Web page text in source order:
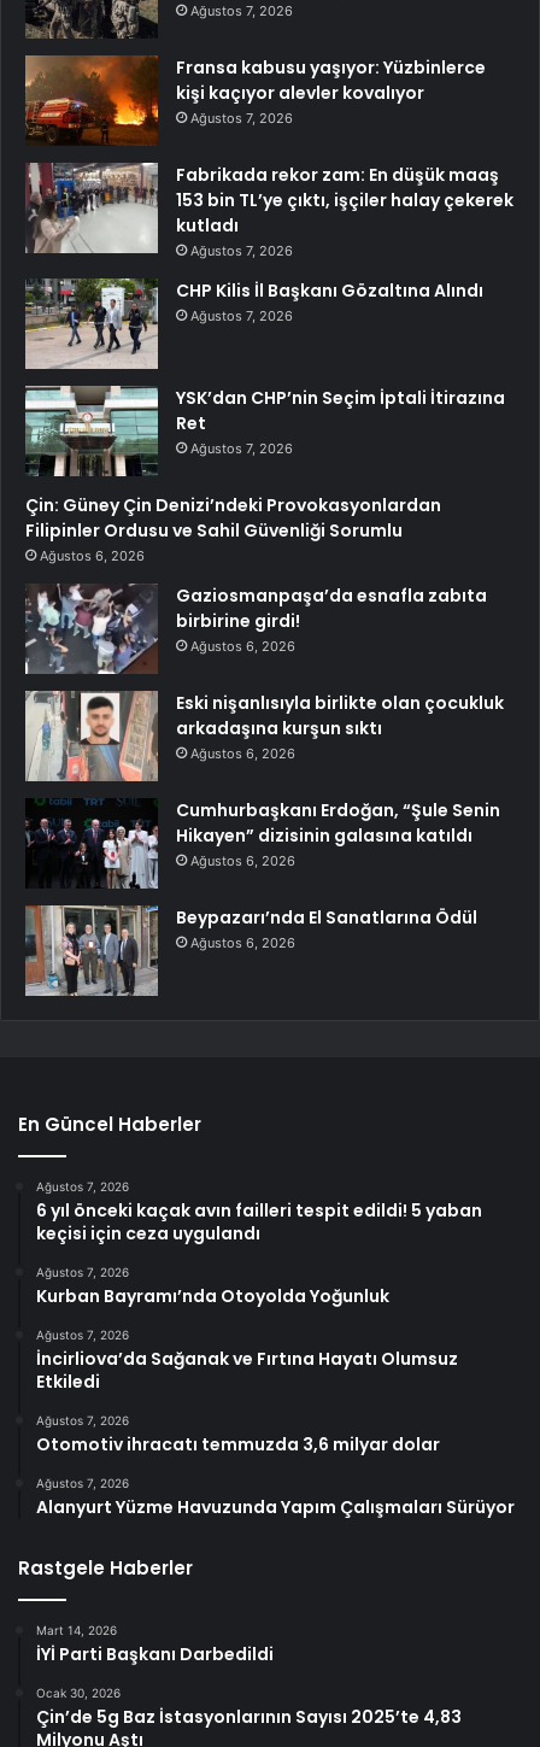
Ağustos 7, 2026
Fransa kabusu yaşıyor: Yüzbinlerce
kişi kaçıyor alevler kovalıyor
Ağustos 7, 2026
Fabrikada rekor zam: En düşük maaş
153 bin TL’ye çıktı, işçiler halay çekerek
kutladı
Ağustos 7, 2026
CHP Kilis İl Başkanı Gözaltına Alındı
Ağustos 7, 2026
YSK’dan CHP’nin Seçim İptali İtirazına
Ret
Ağustos 7, 2026
Çin: Güney Çin Denizi’ndeki Provokasyonlardan
Filipinler Ordusu ve Sahil Güvenliği Sorumlu
Ağustos 6, 2026
Gaziosmanpaşa’da esnafla zabıta
birbirine girdi!
Ağustos 6, 2026
Eski nişanlısıyla birlikte olan çocukluk
arkadaşına kurşun sıktı
Ağustos 6, 2026
Cumhurbaşkanı Erdoğan, “Şule Senin
Hikayen” dizisinin galasına katıldı
Ağustos 6, 2026
Beypazarı’nda El Sanatlarına Ödül
Ağustos 6, 2026
En Güncel Haberler
Ağustos 7, 2026
6 yıl önceki kaçak avın failleri tespit edildi! 5 yaban
keçisi için ceza uygulandı
Ağustos 7, 2026
Kurban Bayramı’nda Otoyolda Yoğunluk
Ağustos 7, 2026
İncirliova’da Sağanak ve Fırtına Hayatı Olumsuz
Etkiledi
Ağustos 7, 2026
Otomotiv ihracatı temmuzda 3,6 milyar dolar
Ağustos 7, 2026
Alanyurt Yüzme Havuzunda Yapım Çalışmaları Sürüyor
Rastgele Haberler
Mart 14, 2026
İYİ Parti Başkanı Darbedildi
Ocak 30, 2026
Çin’de 5g Baz İstasyonlarının Sayısı 2025’te 4,83
Milyonu Aştı